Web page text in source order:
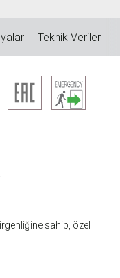
Teknik Veriler
sahip, özel